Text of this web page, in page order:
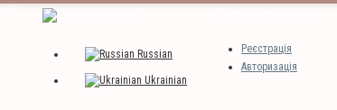
Реєстрація
Авторизація
Russian
Ukrainian